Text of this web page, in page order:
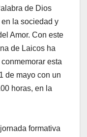
de Dios
la so­cie­dad y
Amor. Con este
de Laicos ha
esta
de mayo con un
horas, en la
formativa